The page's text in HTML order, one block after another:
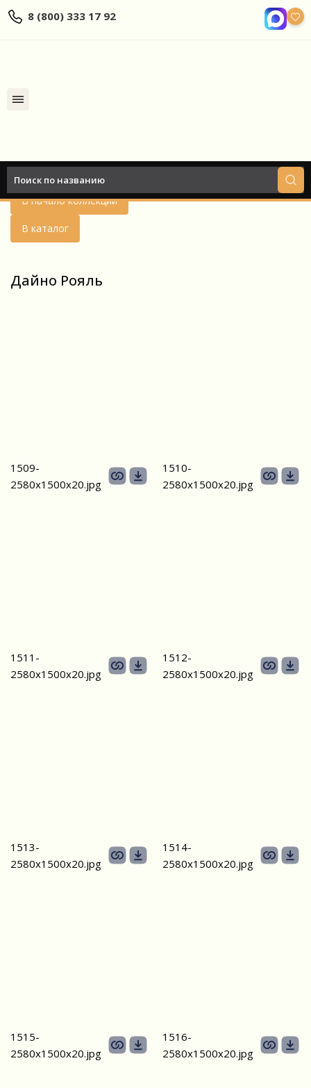
8 (800) 333 17 92
Назад
В начало коллекции
В каталог
Дайно Рояль
1509-
2580х1500x20.jpg
1510-
2580х1500x20.jpg
1511-
2580х1500x20.jpg
1512-
2580х1500x20.jpg
1513-
2580х1500x20.jpg
1514-
2580х1500x20.jpg
1515-
2580х1500x20.jpg
1516-
2580х1500x20.jpg